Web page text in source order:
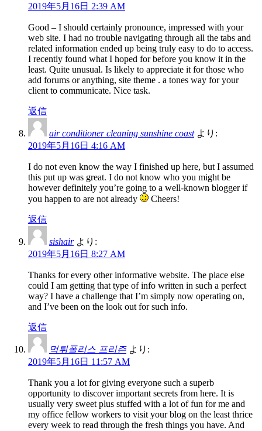
2019年5月16日 2:39 AM
Good – I should certainly pronounce, impressed with your
web site. I had no trouble navigating through all the tabs and
related information ended up being truly easy to do to access.
I recently found what I hoped for before you know it in the
least. Quite unusual. Is likely to appreciate it for those who
add forums or anything, site theme . a tones way for your
client to communicate. Nice task.
返信
air conditioner cleaning sunshine coast より:
2019年5月16日 4:16 AM
I do not even know the way I finished up here, but I assumed
this put up was great. I do not know who you might be
however definitely you’re going to a well-known blogger if
you happen to are not already
Cheers!
返信
sishair より:
2019年5月16日 8:27 AM
Thanks for every other informative website. The place else
could I am getting that type of info written in such a perfect
way? I have a challenge that I’m simply now operating on,
and I’ve been on the look out for such info.
返信
먹튀폴리스 프리즌 より:
2019年5月16日 11:57 AM
Thank you a lot for giving everyone such a superb
opportunity to discover important secrets from here. It is
usually very sweet plus stuffed with a lot of fun for me and
my office fellow workers to visit your blog on the least thrice
every week to read through the fresh things you have. And